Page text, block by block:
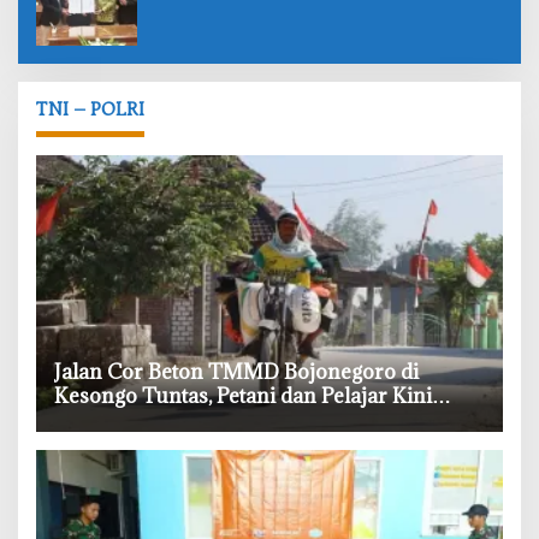
TNI – POLRI
‎Jalan Cor Beton TMMD Bojonegoro di
Kesongo Tuntas, Petani dan Pelajar Kini